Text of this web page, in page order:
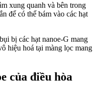
xung quanh và bên trong
để có thể bám vào các hạt
bị các hạt nanoe-G mang
hiệu hoá tại màng lọc mang
của điều hòa